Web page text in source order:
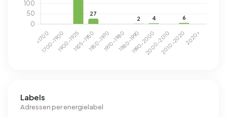
Labels
Adressen per energielabel